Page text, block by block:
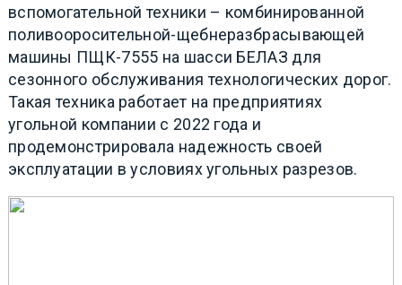
вспомогательной техники – комбинированной
поливооросительной-щебнеразбрасывающей
машины ПЩК-7555 на шасси БЕЛАЗ для
сезонного обслуживания технологических дорог.
Такая техника работает на предприятиях
угольной компании с 2022 года и
продемонстрировала надежность своей
эксплуатации в условиях угольных разрезов.